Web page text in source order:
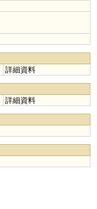
詳細資料
詳細資料